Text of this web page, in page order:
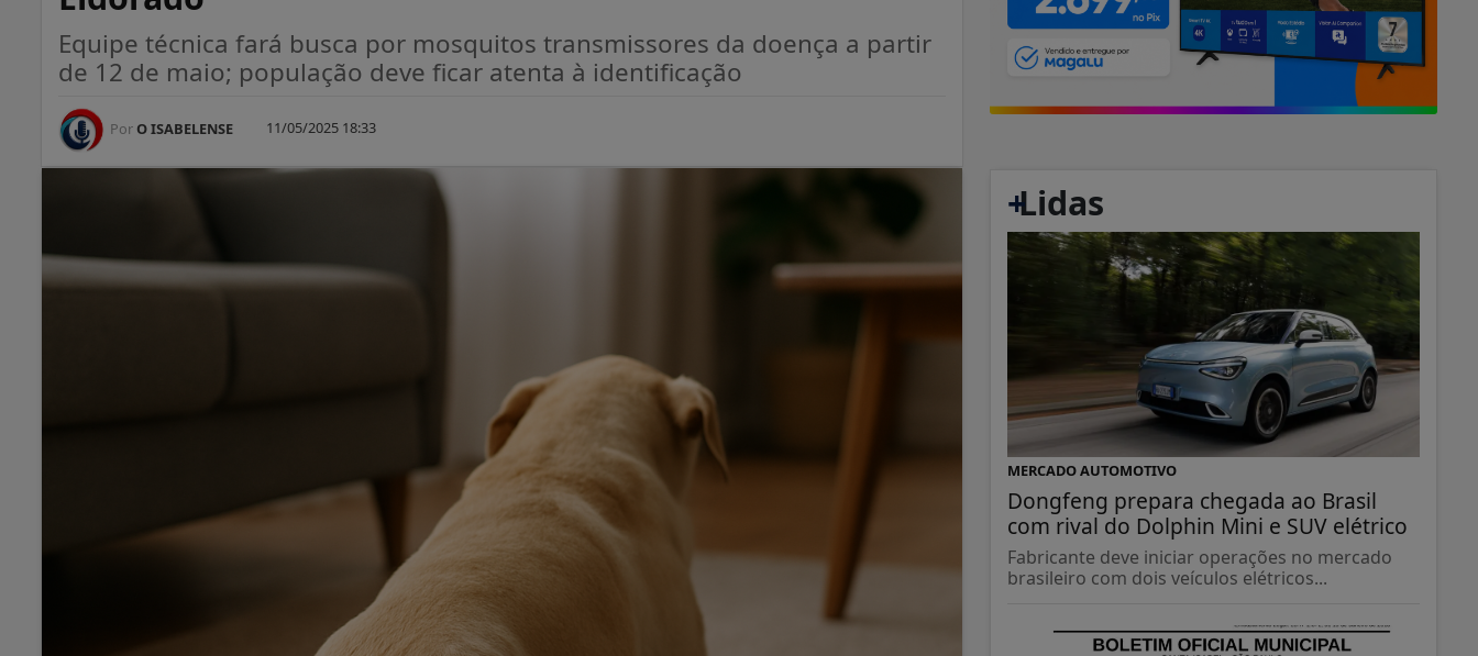
Equipe técnica fará busca por mosquitos transmissores da doença a partir
de 12 de maio; população deve ficar atenta à identificação
Por O ISABELENSE 11/05/2025 18:33
+
Lidas
MERCADO AUTOMOTIVO
Dongfeng prepara chegada ao Brasil
com rival do Dolphin Mini e SUV elétrico
Fabricante deve iniciar operações no mercado
brasileiro com dois veículos elétricos...